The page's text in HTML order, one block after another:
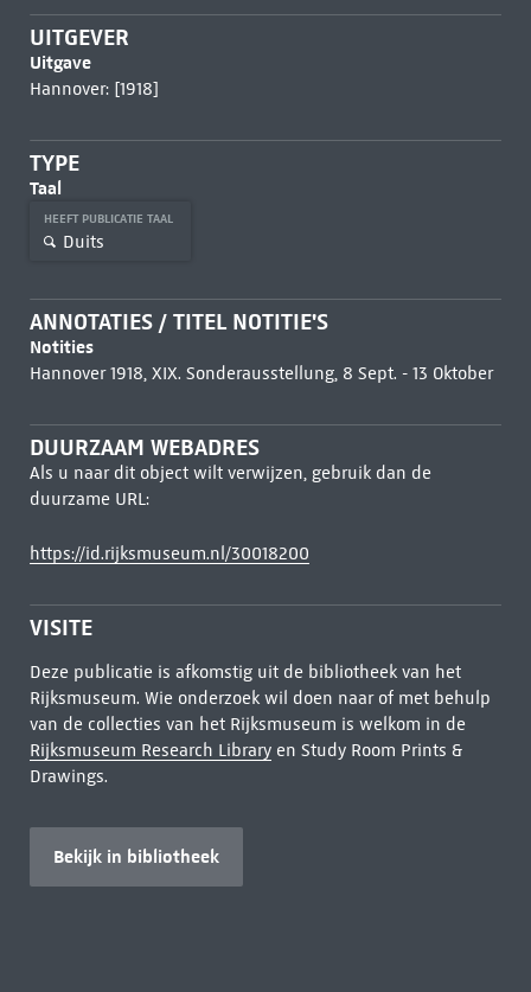
UITGEVER
Uitgave
Hannover: [1918]
TYPE
Taal
HEEFT PUBLICATIE TAAL
Duits
ANNOTATIES / TITEL NOTITIE'S
Notities
Hannover 1918, XIX. Sonderausstellung, 8 Sept. - 13 Oktober
DUURZAAM WEBADRES
Als u naar dit object wilt verwijzen, gebruik dan de
duurzame URL:
https://id.rijksmuseum.nl/30018200
VISITE
Deze publicatie is afkomstig uit de bibliotheek van het
Rijksmuseum. Wie onderzoek wil doen naar of met behulp
van de collecties van het Rijksmuseum is welkom in de
Rijksmuseum Research Libraryen Study Room Prints &
Drawings.
Bekijk in bibliotheek